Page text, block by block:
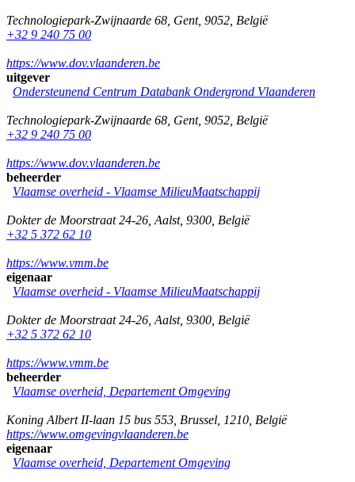
Technologiepark-Zwijnaarde 68 Gent, 9052 België
+32 9 240 75 00
https://www.dov.vlaanderen.be
uitgever
Ondersteunend Centrum Databank Ondergrond Vlaanderen
Technologiepark-Zwijnaarde 68 Gent, 9052 België
+32 9 240 75 00
https://www.dov.vlaanderen.be
beheerder
Vlaamse overheid - Vlaamse MilieuMaatschappij
Dokter de Moorstraat 24-26 Aalst, 9300 België
+32 5 372 62 10
https://www.vmm.be
eigenaar
Vlaamse overheid - Vlaamse MilieuMaatschappij
Dokter de Moorstraat 24-26 Aalst, 9300 België
+32 5 372 62 10
https://www.vmm.be
beheerder
Vlaamse overheid, Departement Omgeving
Koning Albert II-laan 15 bus 553 Brussel 1210 België
https://www.omgevingvlaanderen.be
eigenaar
Vlaamse overheid, Departement Omgeving